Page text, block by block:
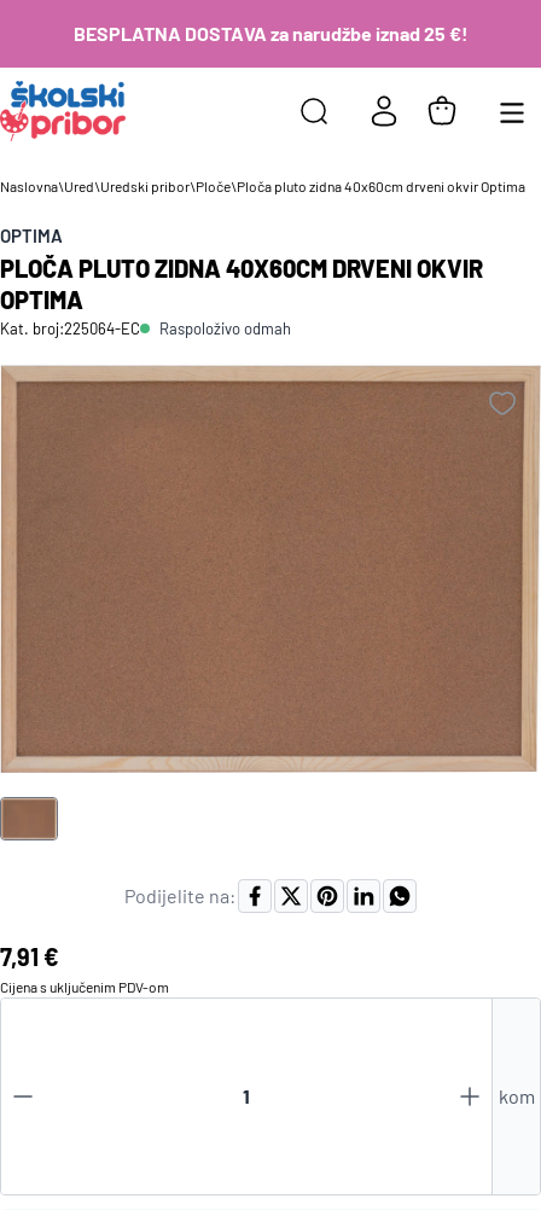
BESPLATNA DOSTAVA za narudžbe iznad 25 €!
Podijelite na:
Naslovna\Ured\Uredski pribor\Ploče\Ploča pluto zidna 40x60cm drveni okvir Optima
OPTIMA
PLOČA PLUTO ZIDNA 40X60CM DRVENI OKVIR
OPTIMA
Kat. broj:225064-EC Raspoloživo odmah
Cijena:
7,91 €
Cijena s uključenim PDV-om
kom